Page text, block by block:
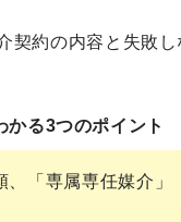
契約の内容と失敗
かる3つのポイント
、「専属専任媒介